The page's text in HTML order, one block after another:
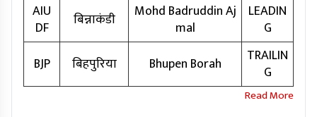
AIU
DF
बिन्नाकंडी
Mohd Badruddin Aj
mal
LEADIN
G
BJP
बिहपुरिया Bhupen Borah
TRAILIN
G